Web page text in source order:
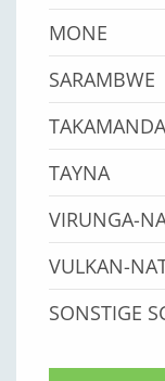
MONE
SARAMBWE
TAKAMANDA
TAYNA
VIRUNGA-
VULKAN-
SONSTIGE